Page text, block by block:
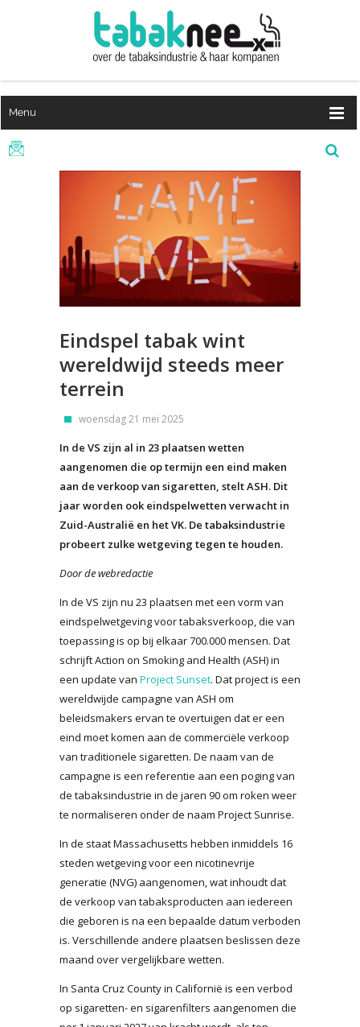
Menu
Eindspel tabak wint
wereldwijd steeds meer
terrein
woensdag 21 mei 2025
In de VS zijn al in 23 plaatsen wetten
aangenomen die op termijn een eind maken
aan de verkoop van sigaretten, stelt ASH. Dit
jaar worden ook eindspelwetten verwacht in
Zuid-Australië en het VK. De tabaksindustrie
probeert zulke wetgeving tegen te houden.
Door de webredactie
In de VS zijn nu 23 plaatsen met een vorm van
eindspelwetgeving voor tabaksverkoop, die van
toepassing is op bij elkaar 700.000 mensen. Dat
schrijft Action on Smoking and Health (ASH) in
een update van Project Sunset. Dat project is een
wereldwijde campagne van ASH om
beleidsmakers ervan te overtuigen dat er een
eind moet komen aan de commerciële verkoop
van traditionele sigaretten. De naam van de
campagne is een referentie aan een poging van
de tabaksindustrie in de jaren 90 om roken weer
te normaliseren onder de naam Project Sunrise.
In de staat Massachusetts hebben inmiddels 16
steden wetgeving voor een nicotinevrije
generatie (NVG) aangenomen, wat inhoudt dat
de verkoop van tabaksproducten aan iedereen
die geboren is na een bepaalde datum verboden
is. Verschillende andere plaatsen beslissen deze
maand over vergelijkbare wetten.
In Santa Cruz County in Californië is een verbod
op sigaretten- en sigarenfilters aangenomen die